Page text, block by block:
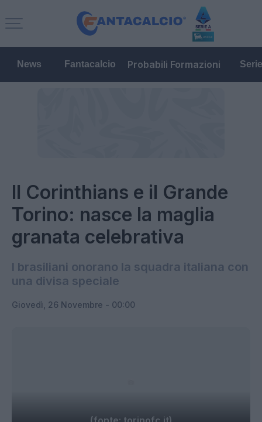
News Fantacalcio Probabili Formazioni
Il Corinthians e il Grande
Torino: nasce la maglia
granata celebrativa
I brasiliani onorano la squadra italiana con
una divisa speciale
Giovedì, 26 Novembre - 00:00